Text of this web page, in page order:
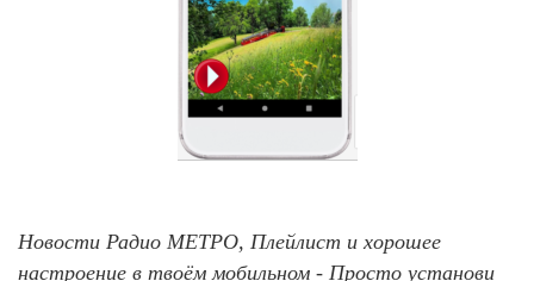
Новости Радио МЕТРО, Плейлист и хорошее
настроение в твоём мобильном - Просто установи